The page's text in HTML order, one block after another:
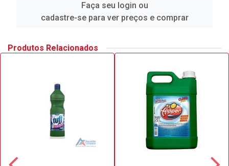
Faça seu login ou
cadastre-se para ver preços e comprar
Produtos Relacionados